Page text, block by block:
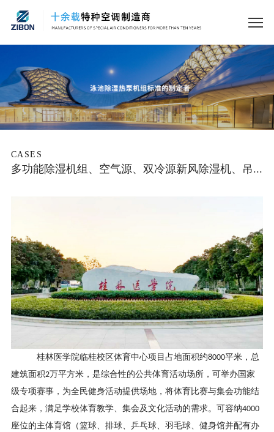
CASES
多功能除湿机组、空气源、双冷源新风除湿机、吊顶除湿机/桂林医学院
桂林医学院临桂校区体育中心项目占地面积约8000平米，总
建筑面积2万平方米，是综合性的公共体育活动场所，可举办国家
级专项赛事，为全民健身活动提供场地，将体育比赛与集会功能结
合起来，满足学校体育教学、集会及文化活动的需求。可容纳4000
座位的主体育馆（篮球、排球、乒乓球、羽毛球、健身馆并配有办